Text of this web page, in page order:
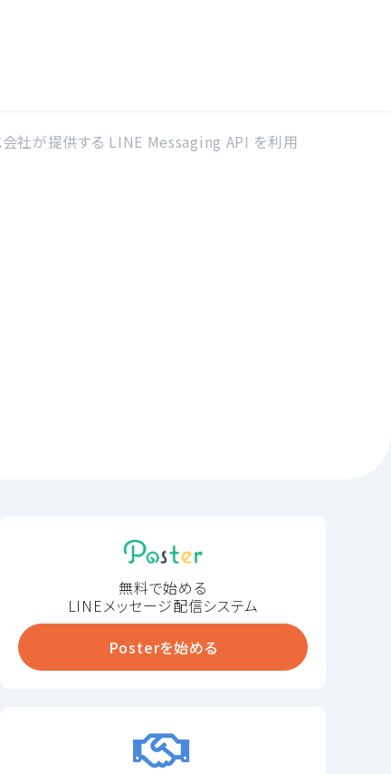
社が提供する LINE Messaging API を利用
無料で始める
LINEメッセージ配信システム
Posterを始める